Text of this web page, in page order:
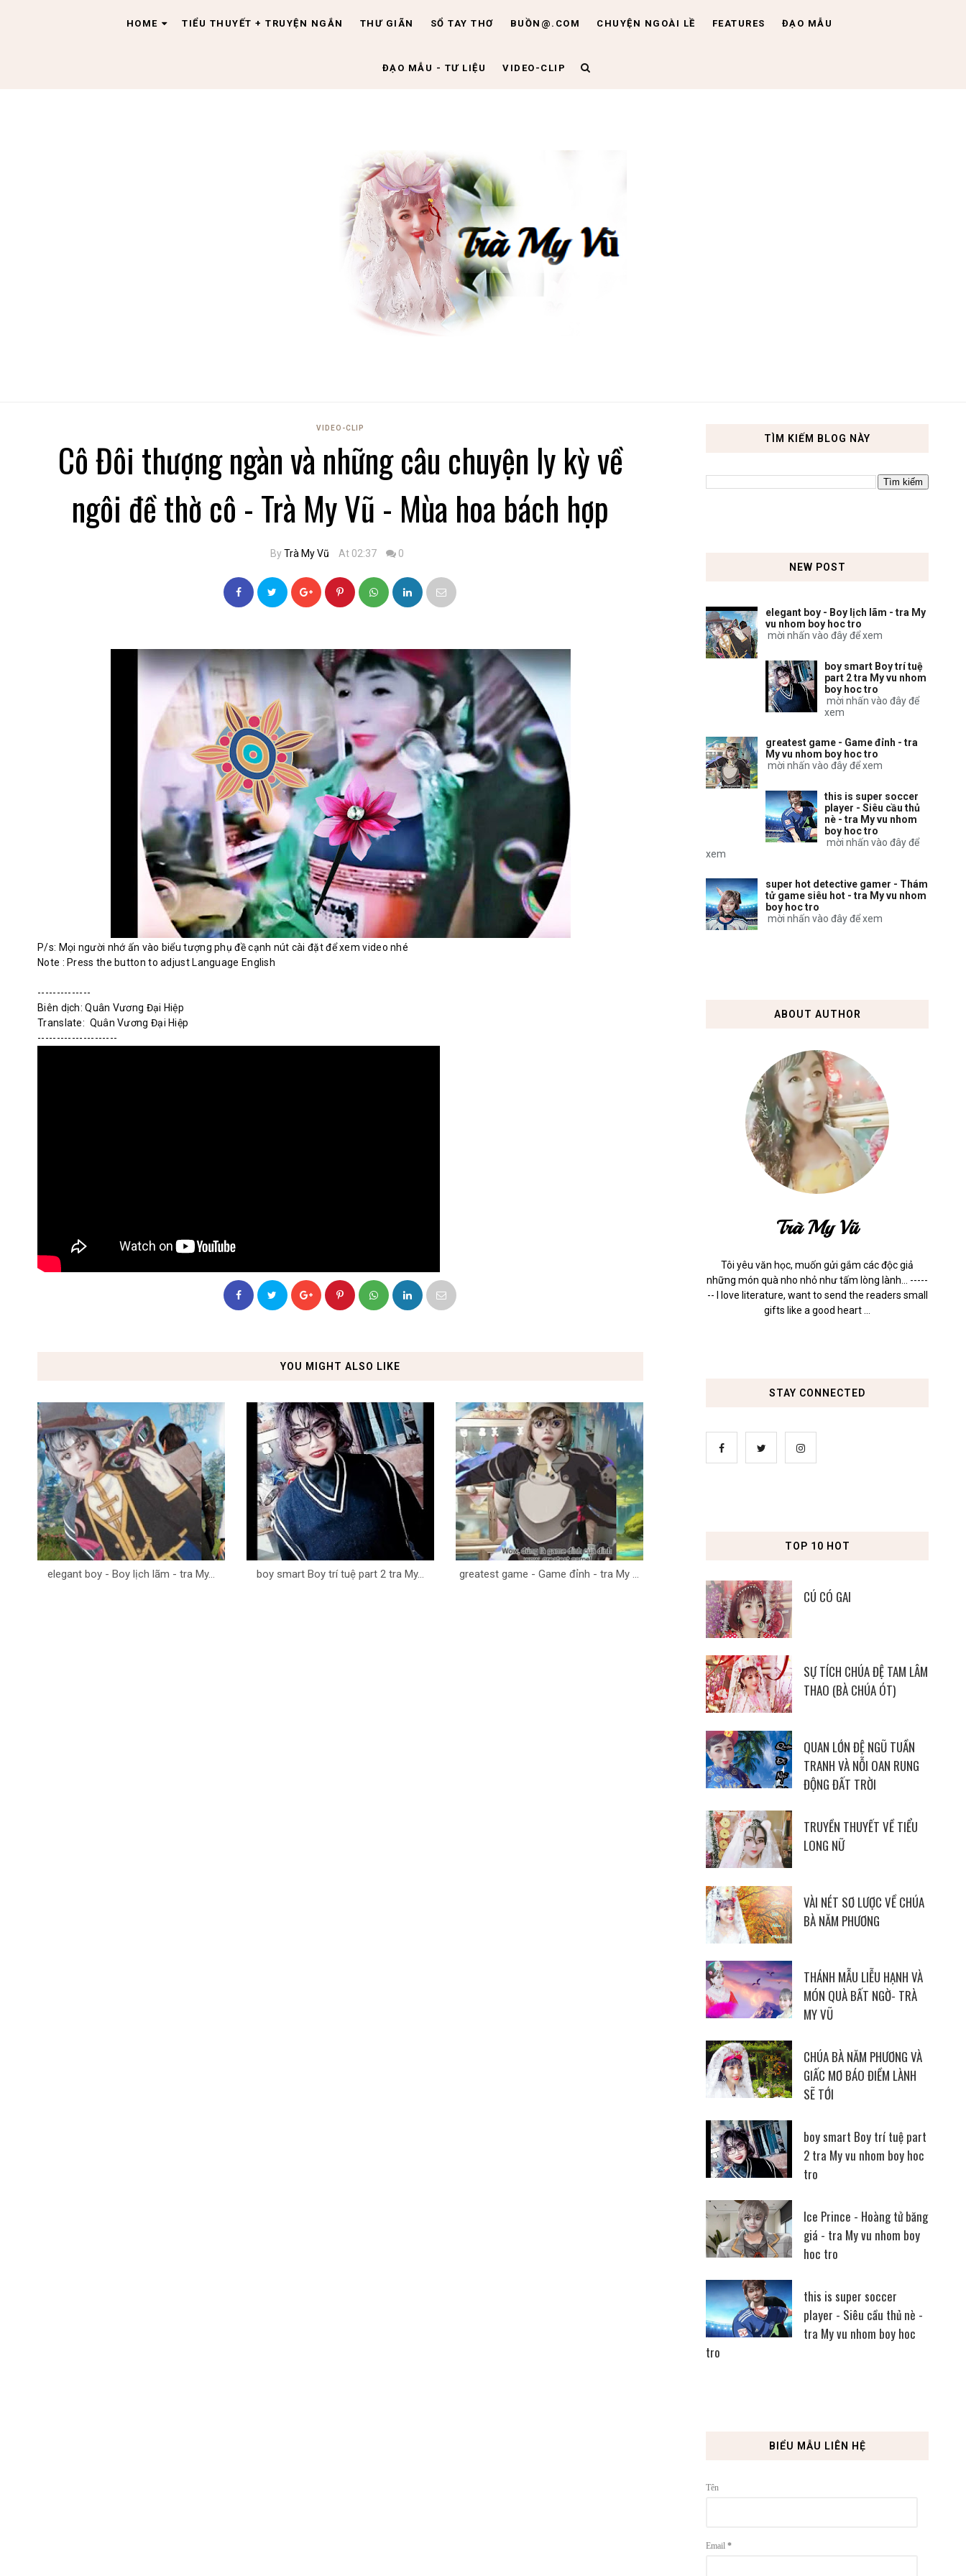
HOME TIỂU THUYẾT + TRUYỆN NGẮN THƯ GIÃN SỔ TAY THƠ BUỒN@.COM CHUYỆN NGOÀI LỀ FEATURES ĐẠO MẪU
ĐẠO MẪU - TƯ LIỆU VIDEO-CLIP
VIDEO-CLIP
Cô Đôi thượng ngàn và những câu chuyện ly kỳ về
ngôi đề thờ cô - Trà My Vũ - Mùa hoa bách hợp
ByTrà My Vũ At 02:37 0
P/s: Mọi người nhớ ấn vào biểu tượng phụ đề cạnh nút cài đặt để xem video nhé
Note : Press the button to adjust Language English
--------------
Biên dịch: Quân Vương Đại Hiệp
Translate:  Quân Vương Đại Hiệp
YOU MIGHT ALSO LIKE
elegant boy - Boy lịch lãm - tra My... boy smart Boy trí tuệ part 2 tra My... greatest game - Game đỉnh - tra My ...
TÌM KIẾM BLOG NÀY
NEW POST
elegant boy - Boy lịch lãm - tra My
vu nhom boy hoc tro
mời nhấn vào đây để xem
boy smart Boy trí tuệ
part 2 tra My vu nhom
boy hoc tro
mời nhấn vào đây để
xem
greatest game - Game đỉnh - tra
My vu nhom boy hoc tro
mời nhấn vào đây để xem
this is super soccer
player - Siêu cầu thủ
nè - tra My vu nhom
boy hoc tro
mời nhấn vào đây để
xem
super hot detective gamer - Thám
tử game siêu hot - tra My vu nhom
boy hoc tro
mời nhấn vào đây để xem
ABOUT AUTHOR
Trà My Vũ
Tôi yêu văn học, muốn gửi gắm các độc giả
những món quà nho nhỏ như tấm lòng lành... -----
-- I love literature, want to send the readers small
gifts like a good heart ...
STAY CONNECTED
TOP 10 HOT
CÚ CÓ GAI
SỰ TÍCH CHÚA ĐỆ TAM LÂM
THAO (BÀ CHÚA ÓT)
QUAN LỚN ĐỆ NGŨ TUẦN
TRANH VÀ NỖI OAN RUNG
ĐỘNG ĐẤT TRỜI
TRUYỀN THUYẾT VỀ TIỂU
LONG NỮ
VÀI NÉT SƠ LƯỢC VỀ CHÚA
BÀ NĂM PHƯƠNG
THÁNH MẪU LIỄU HẠNH VÀ
MÓN QUÀ BẤT NGỜ- TRÀ
MY VŨ
CHÚA BÀ NĂM PHƯƠNG VÀ
GIẤC MƠ BÁO ĐIỀM LÀNH
SẼ TỚI
boy smart Boy trí tuệ part
2 tra My vu nhom boy hoc
tro
Ice Prince - Hoàng tử băng
giá - tra My vu nhom boy
hoc tro
this is super soccer
player - Siêu cầu thủ nè -
tra My vu nhom boy hoc
tro
BIỂU MẪU LIÊN HỆ
Tên
Email *